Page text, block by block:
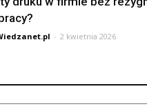
- 2 kwietnia 2026